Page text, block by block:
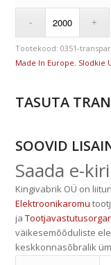
Tootekood:0351-
Made In Europe, Slodkie
TASUTA
SOOVID
Saada e-kiri
Kingivabrik OÜ on
Elektroonikaromu
ja
väikesemõõduliste
keskkonnasõbralik